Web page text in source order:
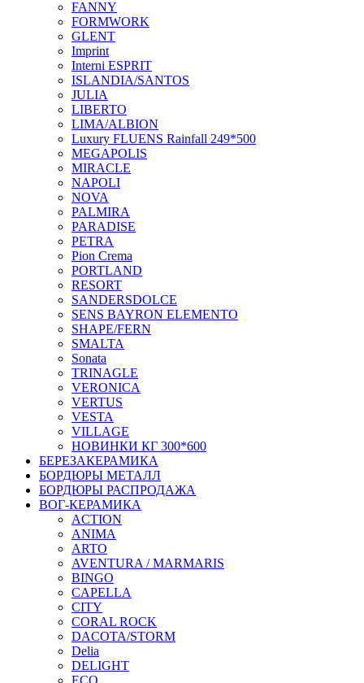
FANNY
FORMWORK
GLENT
Imprint
Interni ESPRIT
ISLANDIA/SANTOS
JULIA
LIBERTO
LIMA/ALBION
Luxury FLUENS Rainfall 249*500
MEGAPOLIS
MIRACLE
NAPOLI
NOVA
PALMIRA
PARADISE
PETRA
Pion Crema
PORTLAND
RESORT
SANDERSDOLCE
SENS BAYRON ELEMENTO
SHAPE/FERN
SMALTA
Sonata
TRINAGLE
VERONICA
VERTUS
VESTA
VILLAGE
НОВИНКИ КГ 300*600
БЕРЕЗАКЕРАМИКА
БОРДЮРЫ МЕТАЛЛ
БОРДЮРЫ РАСПРОДАЖА
ВОГ-КЕРАМИКА
ACTION
ANIMA
ARTO
AVENTURA / MARMARIS
BINGO
CAPELLA
CITY
CORAL ROCK
DACOTA/STORM
Delia
DELIGHT